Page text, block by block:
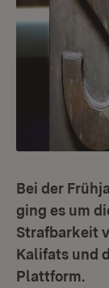
Bei der
ging es um
Strafbarkeit
Kalifats und
Plattform.